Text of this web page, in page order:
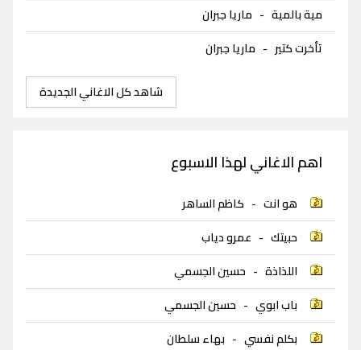
مية بالمية - ماريا جبران
تأخرت كتير - ماريا جبران
شاهد كل الاغاني الجديدة
اهم الاغاني لهذا الاسبوع
هو انت - كاظم الساهر
حبيتك - عمرو دياب
اللذاذة - حسين الجسمي
باب ابوي - حسين الجسمي
بكلم نفسي - بهاء سلطان